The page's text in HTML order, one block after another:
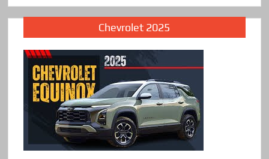
Chevrolet 2025